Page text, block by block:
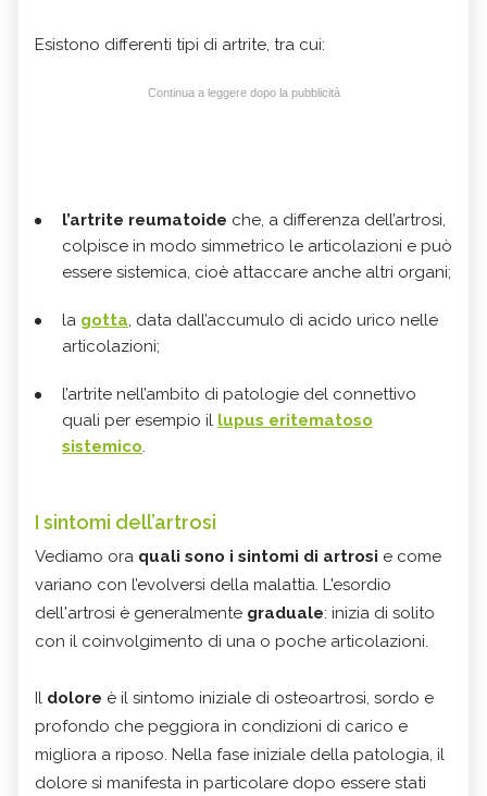
Esistono differenti tipi di artrite, tra cui:
Continua a leggere dopo la pubblicità
l’artrite reumatoide che, a differenza dell’artrosi,
colpisce in modo simmetrico le articolazioni e può
essere sistemica, cioè attaccare anche altri organi;
la gotta, data dall’accumulo di acido urico nelle
articolazioni;
l’artrite nell’ambito di patologie del connettivo
quali per esempio il lupus eritematoso
sistemico.
I sintomi dell’artrosi
Vediamo ora quali sono i sintomi di artrosi e come
variano con l’evolversi della malattia. L'esordio
dell'artrosi è generalmente graduale: inizia di solito
con il coinvolgimento di una o poche articolazioni.
Il dolore è il sintomo iniziale di osteoartrosi, sordo e
profondo che peggiora in condizioni di carico e
migliora a riposo. Nella fase iniziale della patologia, il
dolore si manifesta in particolare dopo essere stati